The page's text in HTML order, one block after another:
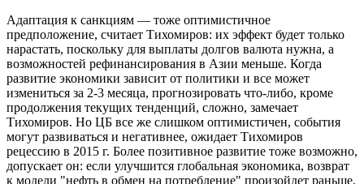
Адаптация к санкциям — тоже оптимистичное
предположение, считает Тихомиров: их эффект будет только
нарастать, поскольку для выплаты долгов валюта нужна, а
возможностей рефинансирования в Азии меньше. Когда
развитие экономики зависит от политики и все может
измениться за 2-3 месяца, прогнозировать что-либо, кроме
продолжения текущих тенденций, сложно, замечает
Тихомиров. Но ЦБ все же слишком оптимистичен, события
могут развиваться и негативнее, ожидает Тихомиров
рецессию в 2015 г. Более позитивное развитие тоже возможно,
допускает он: если улучшится глобальная экономика, возврат
к модели "нефть в обмен на потребление" произойдет раньше.